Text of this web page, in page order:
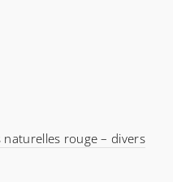
rouge – divers